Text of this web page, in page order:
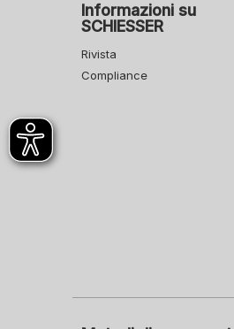
Informazioni su
SCHIESSER
Rivista
Compliance